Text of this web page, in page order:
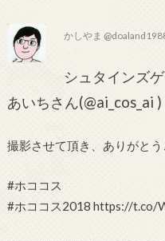
かしやま
シュタインズ
あいちさん(@ai_cos_ai )
撮影させて頂き、ありがとう
#ホココス
#ホココス2018 https://t.co/